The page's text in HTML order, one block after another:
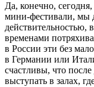
Да, конечно,
мини-фестивали, мы
действительностью,
временами
в России эти без
в Германии или
счастливы, что
выступать в залах,